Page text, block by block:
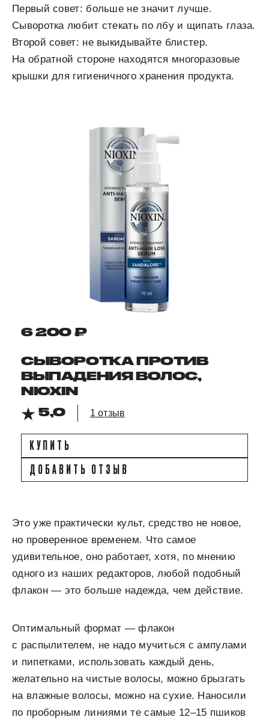
Первый совет: больше не значит лучше.
Сыворотка любит стекать по лбу и щипать глаза.
Второй совет: не выкидывайте блистер.
На обратной стороне находятся многоразовые
крышки для гигиеничного хранения продукта.
6 200 ₽
СЫВОРОТКА ПРОТИВ
ВЫПАДЕНИЯ ВОЛОС,
NIOXIN
5,0
1 отзыв
КУПИТЬ
ДОБАВИТЬ ОТЗЫВ
Это уже практически культ, средство не новое,
но проверенное временем. Что самое
удивительное, оно работает, хотя, по мнению
одного из наших редакторов, любой подобный
флакон — это больше надежда, чем действие.
Оптимальный формат — флакон
с распылителем, не надо мучиться с ампулами
и пипетками, использовать каждый день,
желательно на чистые волосы, можно брызгать
на влажные волосы, можно на сухие. Наносили
по проборным линиями те самые 12–15 пшиков